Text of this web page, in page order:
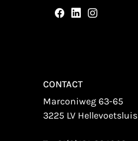
CONTACT
Marconiweg 63-65
3225 LV Hellevoetsluis